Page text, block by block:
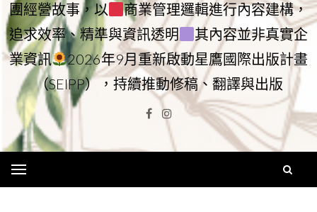
團經營故事，以
商業管理邏輯進行內容建構，
追求效率、精準與資訊透明
其內容並非真實企
業資訊
2026年9月重新啟動星鷹國際出版計畫
（SEIPP），持續推動修稿、翻譯與出版
Facebook
Instagram